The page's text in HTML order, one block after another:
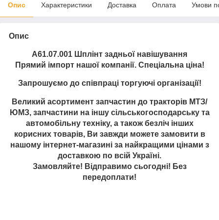
Опис Характеристики Доставка Оплата Умови
Опис
А61.07.001 Шплінт задньої навішування
Прямий імпорт нашої компанії. Спеціальна ціна!
Запрошуємо до співпраці торгуючі організації!
Великий асортимент запчастин до тракторів МТЗ/
ЮМЗ, запчастини на іншу сільськогосподарську та
автомобільну техніку, а також безліч інших
корисних товарів, Ви завжди можете замовити в
нашому інтернет-магазині за найкращими цінами з
доставкою по всій Україні.
Замовляйте! Відправимо сьогодні! Без
передоплати!